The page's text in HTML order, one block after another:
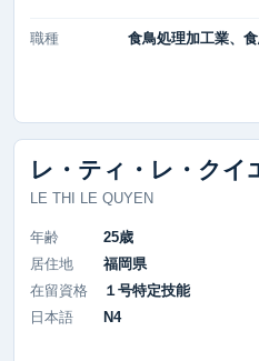
職種 食鳥処理加工業、
レ・ティ・レ・クイ
LE THI LE QUYEN
年齢
25歳
居住地
福岡県
在留資格
１号特定技能
日本語
N4